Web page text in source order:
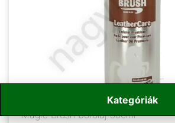
Kategóriák
Magic Brush bőrolaj 500ml